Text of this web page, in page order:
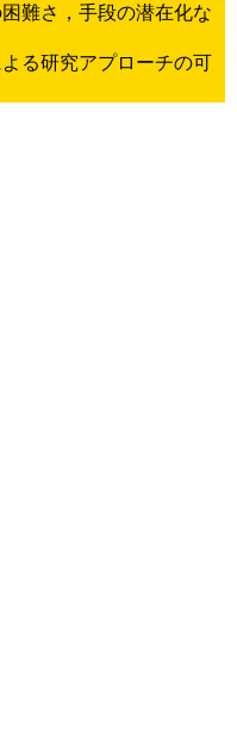
難さ，手段の潜在化な
る研究アプローチの可